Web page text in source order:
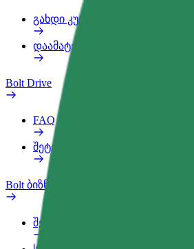
გახდი კურიერი
დაამატე რესტორანი ან მაღაზია
Bolt Drive
FAQ
შეტყობინება ავტომობილზე
Bolt ბიზნესისთვის
შეღავათები